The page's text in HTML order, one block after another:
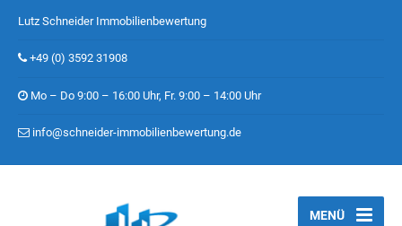
Lutz Schneider Immobilienbewertung
+49 (0) 3592 31908
Mo – Do 9:00 – 16:00 Uhr, Fr. 9:00 – 14:00 Uhr
info@schneider-immobilienbewertung.de
MENÜ